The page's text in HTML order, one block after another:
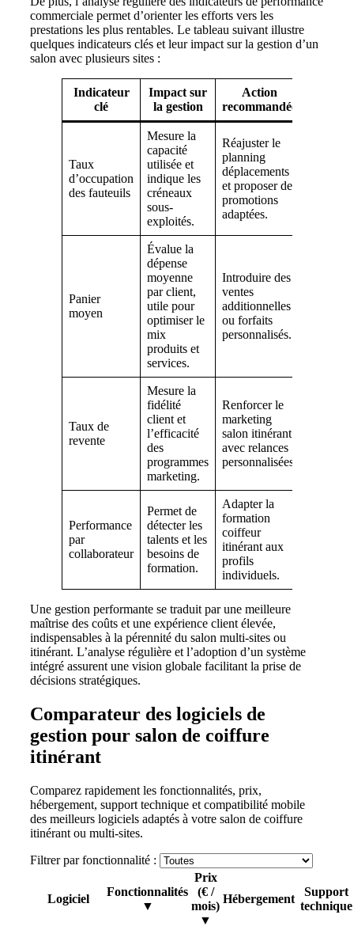
commerciale permet d’orienter les efforts vers les
prestations les plus rentables. Le tableau suivant illustre
quelques indicateurs clés et leur impact sur la gestion d’un
salon avec plusieurs sites :
Indicateur
clé
Impact sur
la gestion
Action
recommandée
Taux
d’occupation
des fauteuils
Mesure la
capacité
utilisée et
indique les
créneaux
sous-
exploités.
Réajuster le
planning
déplacements
et proposer des
promotions
adaptées.
Panier
moyen
Évalue la
dépense
moyenne
par client,
utile pour
optimiser le
mix
produits et
services.
Introduire des
ventes
additionnelles
ou forfaits
personnalisés.
Taux de
revente
Mesure la
fidélité
client et
l’efficacité
des
programmes
marketing.
Renforcer le
marketing
salon itinérant
avec relances
personnalisées.
Performance
par
collaborateur
Permet de
détecter les
talents et les
besoins de
formation.
Adapter la
formation
coiffeur
itinérant aux
profils
individuels.
Une gestion performante se traduit par une meilleure
maîtrise des coûts et une expérience client élevée,
indispensables à la pérennité du salon multi-sites ou
itinérant. L’analyse régulière et l’adoption d’un système
intégré assurent une vision globale facilitant la prise de
décisions stratégiques.
Comparateur des logiciels de
gestion pour salon de coiffure
itinérant
Comparez rapidement les fonctionnalités, prix,
hébergement, support technique et compatibilité mobile
des meilleurs logiciels adaptés à votre salon de coiffure
itinérant ou multi-sites.
Filtrer par fonctionnalité :
Logiciel
Fonctionnalités
▼
Prix
(€ /
mois)
▼
Hébergement
Support
technique